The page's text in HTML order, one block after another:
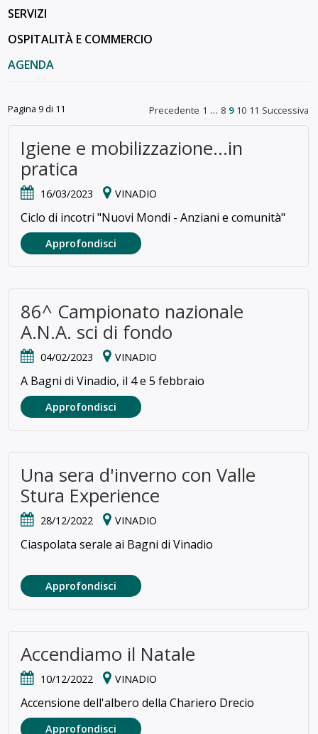
SERVIZI
OSPITALITÀ E COMMERCIO
AGENDA
Pagina 9 di 11 Precedente 1 … 8 9 10 11 Successiva
Igiene e mobilizzazione...in
pratica
16/03/2023 VINADIO
Ciclo di incotri "Nuovi Mondi - Anziani e comunità"
Approfondisci
86^ Campionato nazionale
A.N.A. sci di fondo
04/02/2023 VINADIO
A Bagni di Vinadio, il 4 e 5 febbraio
Approfondisci
Una sera d'inverno con Valle
Stura Experience
28/12/2022 VINADIO
Ciaspolata serale ai Bagni di Vinadio
Approfondisci
Accendiamo il Natale
10/12/2022 VINADIO
Accensione dell'albero della Chariero Drecio
Approfondisci